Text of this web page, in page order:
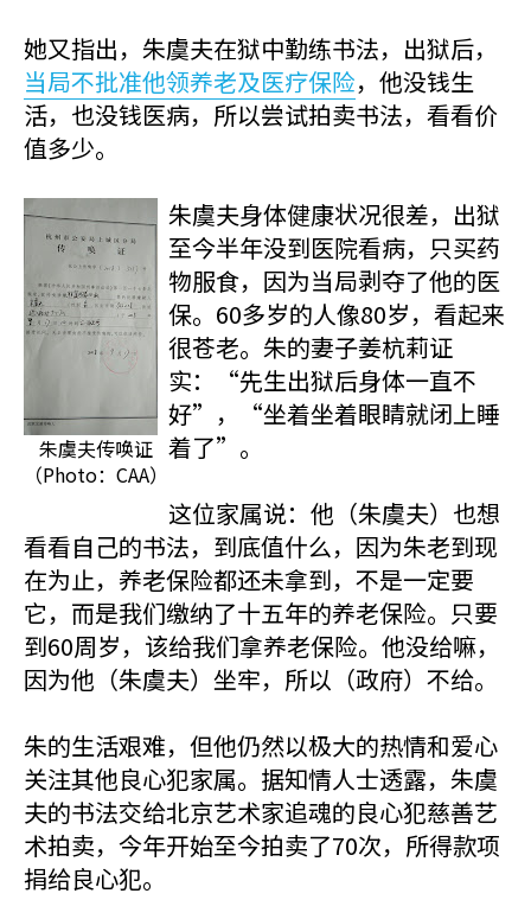
她又指出，朱虞夫在狱中勤练书法，出狱后，
当局不批准他领养老及医疗保险，他没钱生
活，也没钱医病，所以尝试拍卖书法，看看价
值多少。
朱虞夫传唤证
（Photo：CAA）
朱虞夫身体健康状况很差，出狱
至今半年没到医院看病，只买药
物服食，因为当局剥夺了他的医
保。60多岁的人像80岁，看起来
很苍老。朱的妻子姜杭莉证
实：“先生出狱后身体一直不
好”，“坐着坐着眼睛就闭上睡
着了”。
这位家属说：他（朱虞夫）也想
看看自己的书法，到底值什么，因为朱老到现
在为止，养老保险都还未拿到，不是一定要
它，而是我们缴纳了十五年的养老保险。只要
到60周岁，该给我们拿养老保险。他没给嘛，
因为他（朱虞夫）坐牢，所以（政府）不给。
朱的生活艰难，但他仍然以极大的热情和爱心
关注其他良心犯家属。据知情人士透露，朱虞
夫的书法交给北京艺术家追魂的良心犯慈善艺
术拍卖，今年开始至今拍卖了70次，所得款项
捐给良心犯。